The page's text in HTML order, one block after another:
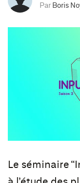
Par Boris
Le séminaire